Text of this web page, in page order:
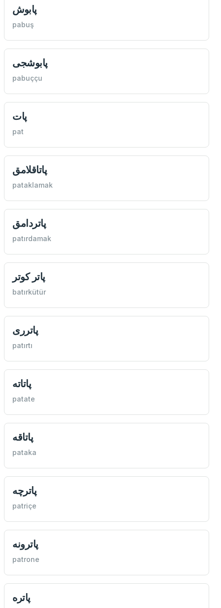
پابوش
pabuş
پابوشجی
pabuççu
پات
pat
پاتاقلامق
pataklamak
پاتردامق
patırdamak
پاتر كوتر
batırkütür
پاترری
patırtı
پاتاته
patate
پاتاقه
pataka
پاترچه
patriçe
پاترونه
patrone
پاتره